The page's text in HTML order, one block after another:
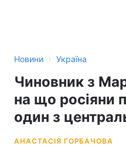
Новини › Україна
Чиновник з
на що росіяни
один з
АНАСТАСІЯ ГОРБАЧОВА